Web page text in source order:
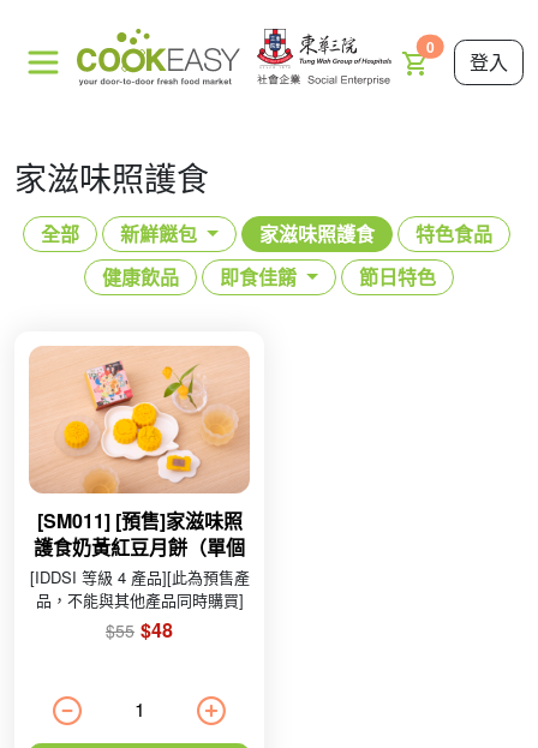
0
登入
家滋味照護食
全部 新鮮餸包 家滋味照護食
特色食品
健康飲品
即食佳餚 節日特色
[SM011] [預售]家滋味照
護食奶黃紅豆月餅（單個
裝48g）
[IDDSI 等級 4 產品][此為預售產
品，不能與其他產品同時購買]
$55 $48